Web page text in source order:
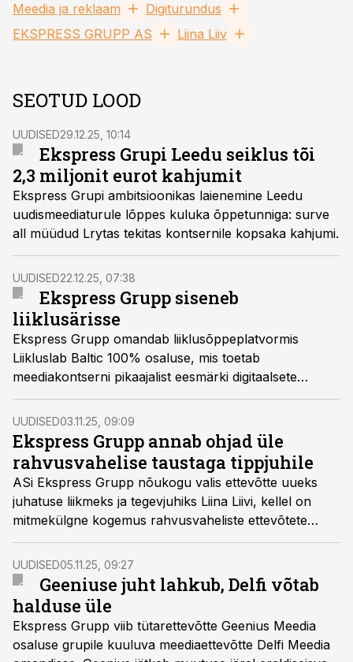
Meedia ja reklaam
Digiturundus
EKSPRESS GRUPP AS
Liina Liiv
SEOTUD LOOD
UUDISED29.12.25, 10:14
Ekspress Grupi Leedu seiklus tõi
2,3 miljonit eurot kahjumit
Ekspress Grupi ambitsioonikas laienemine Leedu
uudismeediaturule lõppes kuluka õppetunniga: surve
all müüdud Lrytas tekitas kontsernile kopsaka kahjumi.
UUDISED22.12.25, 07:38
Ekspress Grupp siseneb
liiklusärisse
Ekspress Grupp omandab liiklusõppeplatvormis
Liikluslab Baltic 100% osaluse, mis toetab
meediakontserni pikaajalist eesmärki digitaalsete
teenuste ja tulude suurendamiseks ning loob
võimaluse laienemiseks uutesse ärivaldkondadesse.
UUDISED03.11.25, 09:09
Ekspress Grupp annab ohjad üle
rahvusvahelise taustaga tippjuhile
ASi Ekspress Grupp nõukogu valis ettevõtte uueks
juhatuse liikmeks ja tegevjuhiks Liina Liivi, kellel on
mitmekülgne kogemus rahvusvaheliste ettevõtete
äriarenduse, turunduse ja kommunikatsiooni
juhtimises.
UUDISED05.11.25, 09:27
Geeniuse juht lahkub, Delfi võtab
halduse üle
Ekspress Grupp viib tütarettevõtte Geenius Meedia
osaluse grupile kuuluva meediaettevõtte Delfi Meedia